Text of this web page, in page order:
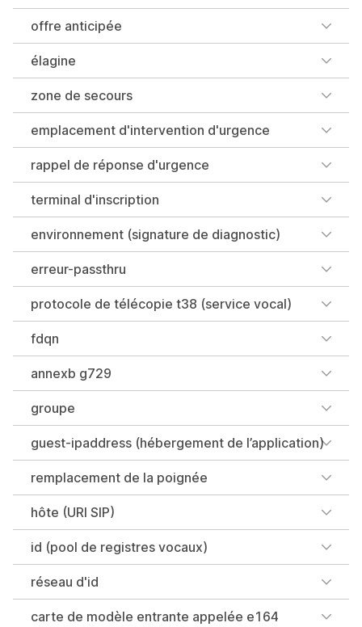
offre anticipée
élagine
zone de secours
emplacement d'intervention d'urgence
rappel de réponse d'urgence
terminal d'inscription
environnement (signature de diagnostic)
erreur-passthru
protocole de télécopie t38 (service vocal)
fdqn
annexb g729
groupe
guest-ipaddress (hébergement de l’application)
remplacement de la poignée
hôte (URI SIP)
id (pool de registres vocaux)
réseau d'id
carte de modèle entrante appelée e164